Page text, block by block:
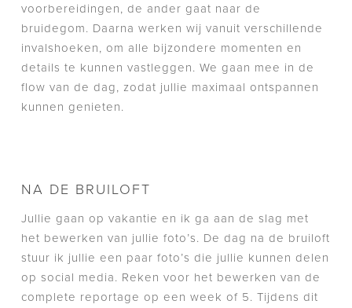
voorbereidingen, de ander gaat naar de
bruidegom. Daarna werken wij vanuit verschillende
invalshoeken, om alle bijzondere momenten en
details te kunnen vastleggen. We gaan mee in de
flow van de dag, zodat jullie maximaal ontspannen
kunnen genieten.
NA DE BRUILOFT
Jullie gaan op vakantie en ik ga aan de slag met
het bewerken van jullie foto’s. De dag na de bruiloft
stuur ik jullie een paar foto’s die jullie kunnen delen
op social media. Reken voor het bewerken van de
complete reportage op een week of 5. Tijdens dit